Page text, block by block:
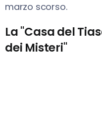
marzo scorso.
La "Casa del
dei Misteri"